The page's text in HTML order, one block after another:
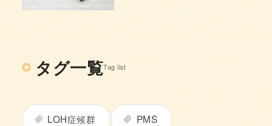
タグ一覧Tag list
LOH症候群 PMS